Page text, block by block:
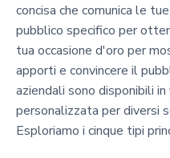
concisa che comunica le
pubblico specifico per
tua occasione d'oro per
apporti e convincere il
aziendali sono disponibili in
personalizzata per diversi
Esploriamo i cinque tipi